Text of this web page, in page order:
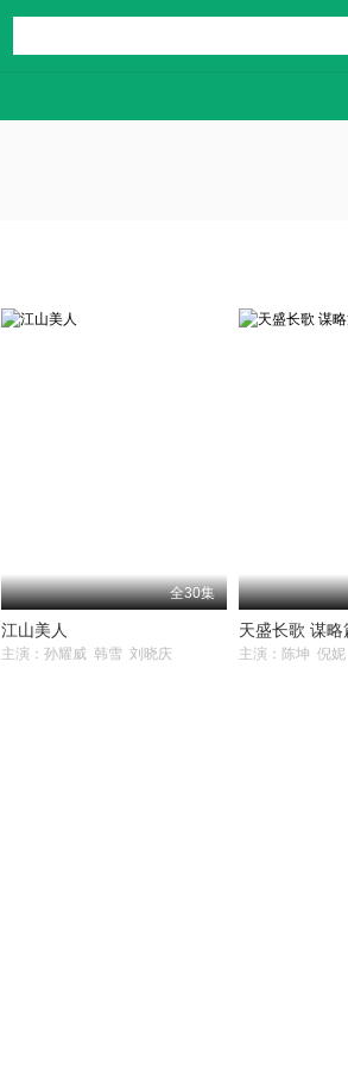
全30集
江山美人
主演：孙耀威 韩雪 刘晓庆
天盛长歌 谋略
主演：陈坤 倪